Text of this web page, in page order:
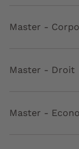
Master -
Master - Droit
Master -